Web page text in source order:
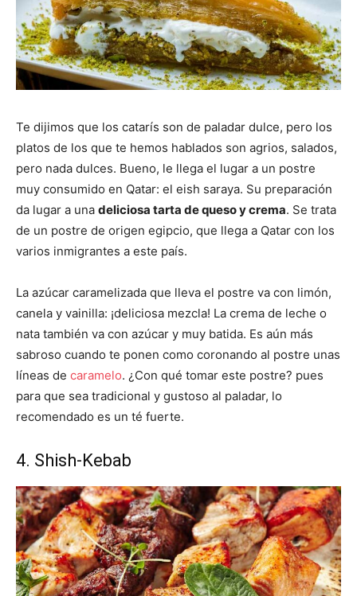
Te dijimos que los catarís son de paladar dulce, pero los
platos de los que te hemos hablados son agrios, salados,
pero nada dulces. Bueno, le llega el lugar a un postre
muy consumido en Qatar: el eish saraya. Su preparación
da lugar a una deliciosa tarta de queso y crema. Se trata
de un postre de origen egipcio, que llega a Qatar con los
varios inmigrantes a este país.
La azúcar caramelizada que lleva el postre va con limón,
canela y vainilla: ¡deliciosa mezcla! La crema de leche o
nata también va con azúcar y muy batida. Es aún más
sabroso cuando te ponen como coronando al postre unas
líneas de caramelo. ¿Con qué tomar este postre? pues
para que sea tradicional y gustoso al paladar, lo
recomendado es un té fuerte.
4. Shish-Kebab